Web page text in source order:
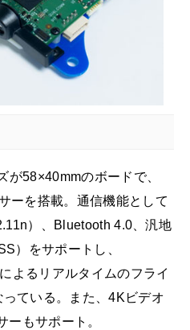
58×40mmのボードで、
ーを搭載。通信機能として
）、Bluetooth 4.0、汎地
）をサポートし、
よるリアルタイムのフライ
っている。また、4Kビデオ
ーもサポート。